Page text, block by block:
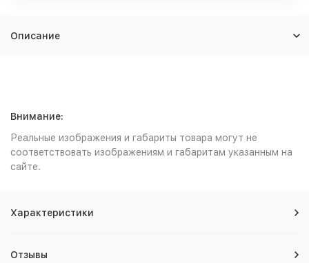
Описание
Внимание:
Реальные изображения и габариты товара могут не
соответствовать изображениям и габаритам указанным на
сайте.
Характеристики
Отзывы